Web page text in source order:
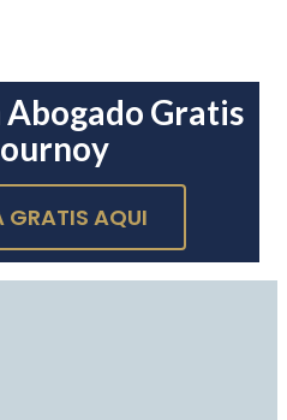
Gratis
GRATIS AQUI